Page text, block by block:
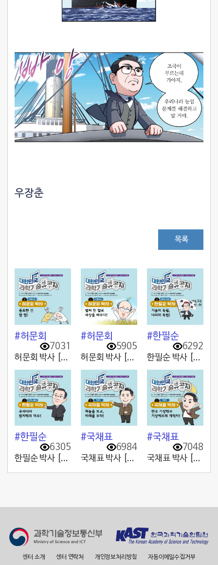
우장춘
목록
#허문회
7031
허문회 박사 [2. 중요한 건 밥 힘!]
#허문회
5905
허문회 박사 [1. 볍씨 한 알로 세상을 바꾸다!]
#한필순
6292
한필순 박사 [2. 기술의 독립, 나라의 독립!]
#한필순
6305
한필순 박사 [1. 우리나라 원자력의 대부!]
#국채표
6984
국채표 박사 [2. 하늘을 보고, 미래를 보다!]
#국채표
7048
국채표 박사 [1. 한국 기상학과 기상예보의 개척자!]
센터 소개 센터 연락처 개인정보처리방침 자동이메일수집거부